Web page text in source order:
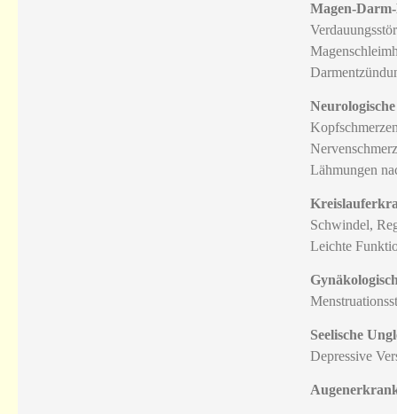
Magen-
Lähmungen
Schwindel,
Leichte
Seelische
Depressive